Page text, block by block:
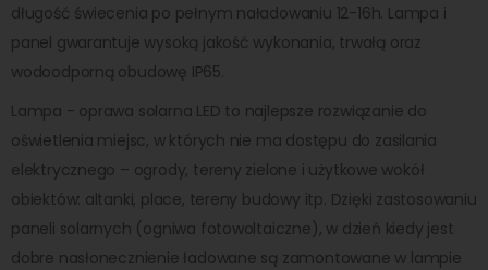
długość świecenia po pełnym naładowaniu 12-16h. Lampa i
panel gwarantuje wysoką jakość wykonania, trwałą oraz
wodoodporną obudowę IP65.
Lampa - oprawa solarna LED to najlepsze rozwiązanie do
oświetlenia miejsc, w których nie ma dostępu do zasilania
elektrycznego – ogrody, tereny zielone i użytkowe wokół
obiektów: altanki, place, tereny budowy itp. Dzięki zastosowaniu
paneli solarnych (ogniwa fotowoltaiczne), w dzień kiedy jest
dobre nasłonecznienie ładowane są zamontowane w lampie